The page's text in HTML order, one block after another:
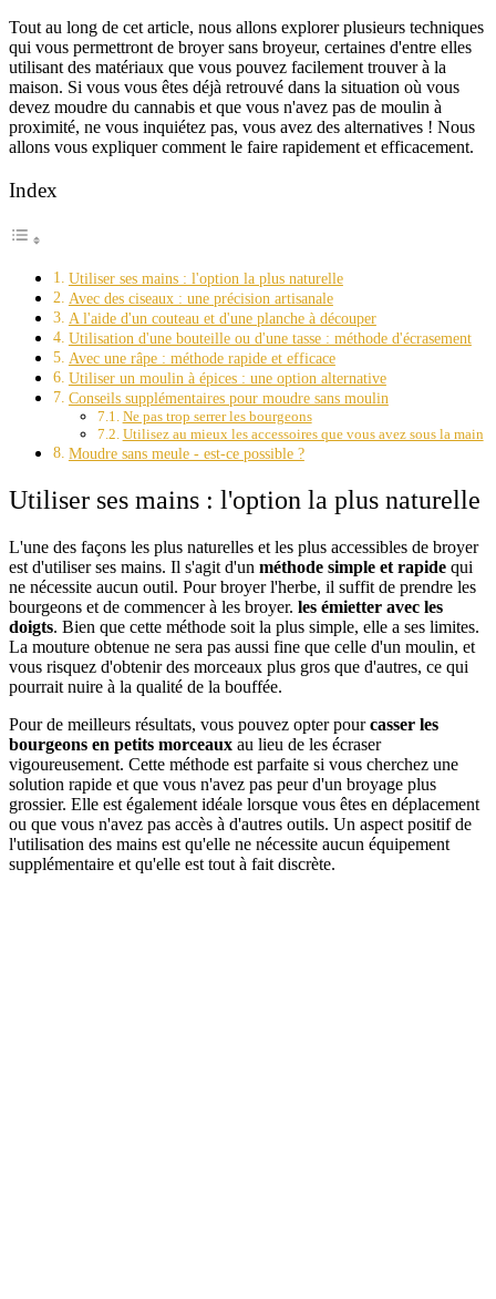
Tout au long de cet article, nous allons explorer plusieurs techniques
qui vous permettront de broyer sans broyeur, certaines d'entre elles
utilisant des matériaux que vous pouvez facilement trouver à la
maison. Si vous vous êtes déjà retrouvé dans la situation où vous
devez moudre du cannabis et que vous n'avez pas de moulin à
proximité, ne vous inquiétez pas, vous avez des alternatives ! Nous
allons vous expliquer comment le faire rapidement et efficacement.
Index
Utiliser ses mains : l'option la plus naturelle
Avec des ciseaux : une précision artisanale
A l'aide d'un couteau et d'une planche à découper
Utilisation d'une bouteille ou d'une tasse : méthode d'écrasement
Avec une râpe : méthode rapide et efficace
Utiliser un moulin à épices : une option alternative
Conseils supplémentaires pour moudre sans moulin
Ne pas trop serrer les bourgeons
Utilisez au mieux les accessoires que vous avez sous la main
Moudre sans meule - est-ce possible ?
Utiliser ses mains : l'option la plus naturelle
L'une des façons les plus naturelles et les plus accessibles de broyer
est d'utiliser ses mains. Il s'agit d'un méthode simple et rapide qui
ne nécessite aucun outil. Pour broyer l'herbe, il suffit de prendre les
bourgeons et de commencer à les broyer. les émietter avec les
doigts. Bien que cette méthode soit la plus simple, elle a ses limites.
La mouture obtenue ne sera pas aussi fine que celle d'un moulin, et
vous risquez d'obtenir des morceaux plus gros que d'autres, ce qui
pourrait nuire à la qualité de la bouffée.
Pour de meilleurs résultats, vous pouvez opter pourcasser les
bourgeons en petits morceaux au lieu de les écraser
vigoureusement. Cette méthode est parfaite si vous cherchez une
solution rapide et que vous n'avez pas peur d'un broyage plus
grossier. Elle est également idéale lorsque vous êtes en déplacement
ou que vous n'avez pas accès à d'autres outils. Un aspect positif de
l'utilisation des mains est qu'elle ne nécessite aucun équipement
supplémentaire et qu'elle est tout à fait discrète.